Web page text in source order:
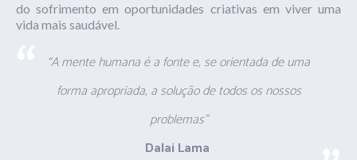
do sofrimento em oportunidades criativas em viver uma
vida mais saudável.
“A mente humana é a fonte e, se orientada de uma
forma apropriada, a solução de todos os nossos
problemas”
Dalai Lama